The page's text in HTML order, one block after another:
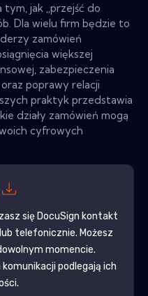
jak „przejść do
Dla wielu firm będzie to
zamówień
większej
zabezpieczenia
poprawy relacji
praktyk przedstawia
działy zamówień mogą
cyfrowych
się DocuSign kontakt
telefonicznie. Możesz
momencie.
podlegają ich